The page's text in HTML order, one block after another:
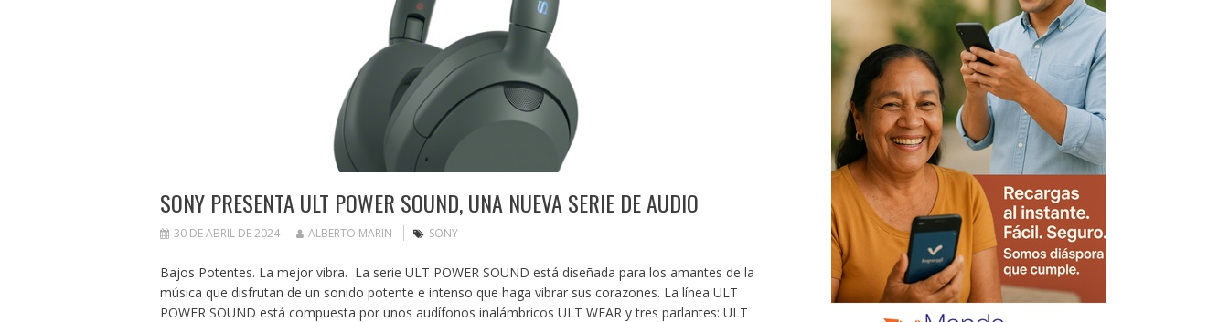
SONY PRESENTA ULT POWER SOUND, UNA NUEVA SERIE DE AUDIO
30 DE ABRIL DE 2024 ALBERTO MARIN SONY
Bajos Potentes. La mejor vibra. La serie ULT POWER SOUND está diseñada para los amantes de la
música que disfrutan de un sonido potente e intenso que haga vibrar sus corazones. La línea ULT
POWER SOUND está compuesta por unos audífonos inalámbricos ULT WEAR y tres parlantes: ULT